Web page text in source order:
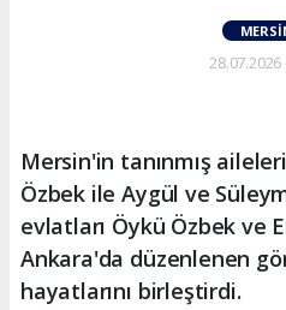
28.07.2026
Mersin'in tanınmış
Özbek ile Aygül ve
evlatları Öykü Özbek ve
Ankara'da düzenlenen
hayatlarını birleştirdi.